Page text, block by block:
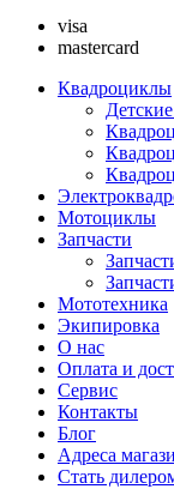
visa
mastercard
Квадроциклы
Мотоциклы
Запчасти
Мототехника
Экипировка
О нас
Оплата и
Сервис
Контакты
Блог
Адреса
Стать